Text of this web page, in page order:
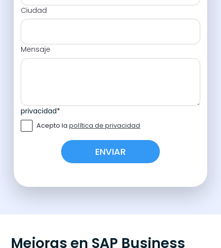
Ciudad
Mensaje
privacidad*
Acepto lapolítica de privacidad
Mejoras en SAP Business